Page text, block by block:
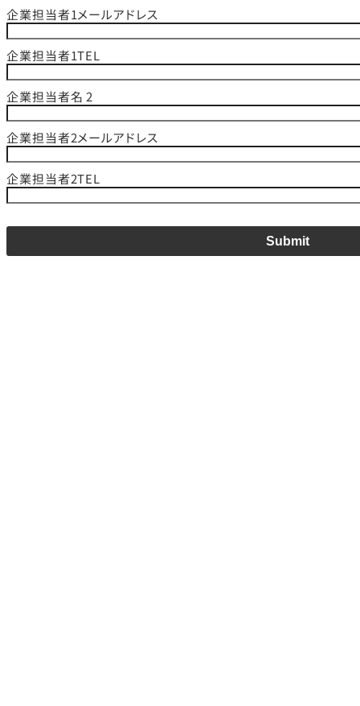
企業担当者1メールアドレス
企業担当者1TEL
企業担当者名 2
企業担当者2メールアドレス
企業担当者2TEL
Submit